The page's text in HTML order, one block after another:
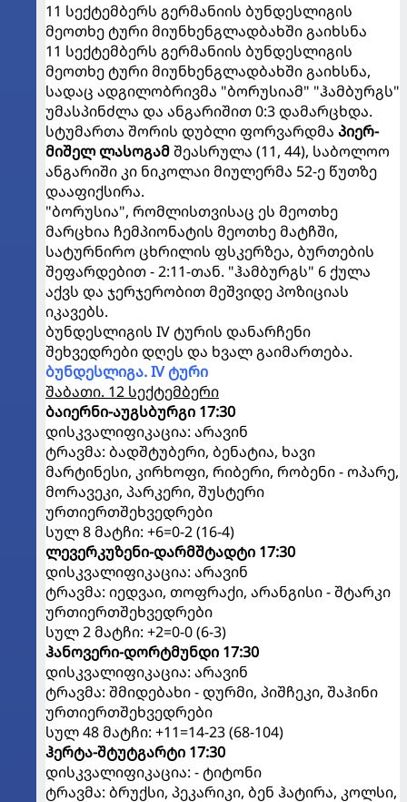
11 სექტემბერს გერმანიის ბუნდესლიგის
მეოთხე ტური მიუნხენგლადბახში გაიხსნა
11 სექტემბერს გერმანიის ბუნდესლიგის
მეოთხე ტური მიუნხენგლადბახში გაიხსნა,
სადაც ადგილობრივმა "ბორუსიამ" "ჰამბურგს"
უმასპინძლა და ანგარიშით 0:3 დამარცხდა.
სტუმართა შორის დუბლი ფორვარდმა პიერ-
მიშელ ლასოგამშეასრულა (11, 44), საბოლოო
ანგარიში კი ნიკოლაი მიულერმა 52-ე წუთზე
დააფიქსირა.
"ბორუსია", რომლისთვისაც ეს მეოთხე
მარცხია ჩემპიონატის მეოთხე მატჩში,
სატურნირო ცხრილის ფსკერზეა, ბურთების
შეფარდებით - 2:11-თან. "ჰამბურგს" 6 ქულა
აქვს და ჯერჯერობით მეშვიდე პოზიციას
იკავებს.
ბუნდესლიგის IV ტურის დანარჩენი
შეხვედრები დღეს და ხვალ გაიმართება.
ბუნდესლიგა. IV ტური
შაბათი. 12 სექტემბერი
ბაიერნი-აუგსბურგი 17:30
დისკვალიფიკაცია: არავინ
ტრავმა: ბადშტუბერი, ბენატია, ხავი
მარტინესი, კირხოფი, რიბერი, რობენი - ოპარე,
მორავეკი, პარკერი, შუსტერი
ურთიერთშეხვედრები
სულ 8 მატჩი: +6=0-2 (16-4)
ლევერკუზენი-დარმშტადტი 17:30
დისკვალიფიკაცია: არავინ
ტრავმა: იედვაი, თოფრაქი, არანგისი - შტარკი
ურთიერთშეხვედრები
სულ 2 მატჩი: +2=0-0 (6-3)
ჰანოვერი-დორტმუნდი 17:30
დისკვალიფიკაცია: არავინ
ტრავმა: შმიდებახი - დურმი, პიშჩეკი, შაჰინი
ურთიერთშეხვედრები
სულ 48 მატჩი: +11=14-23 (68-104)
ჰერტა-შტუტგარტი 17:30
დისკვალიფიკაცია: - ტიტონი
ტრავმა: ბრუქსი, პეკარიკი, ბენ ჰატირა, კოლსი,